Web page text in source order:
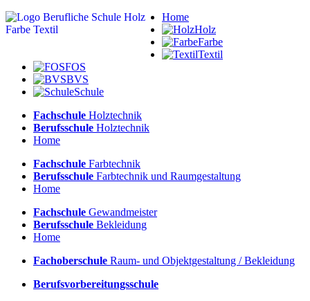
Home
Holz
Farbe
Textil
FOS
BVS
Schule
Fachschule Holztechnik
Berufsschule Holztechnik
Home
Fachschule Farbtechnik
Berufsschule Farbtechnik und Raumgestaltung
Home
Fachschule Gewandmeister
Berufsschule Bekleidung
Home
Fachoberschule Raum- und Objektgestaltung / Bekleidung
Berufsvorbereitungsschule